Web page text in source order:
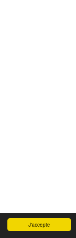
J'accepte